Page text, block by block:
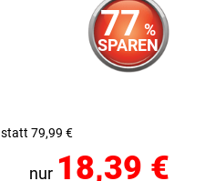
77 %
SPAREN
statt 79,99 €
nur 18,39 €